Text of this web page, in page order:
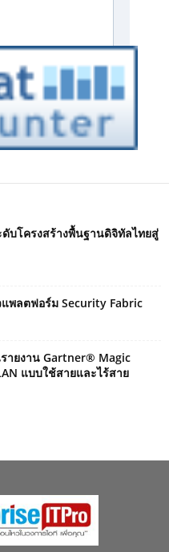
ดับโครงสร้างพื้นฐานดิจิทัลไทยสู่
พลตฟอร์ม Security Fabric
ายงาน Gartner® Magic
แบบใช้สายและไร้สาย